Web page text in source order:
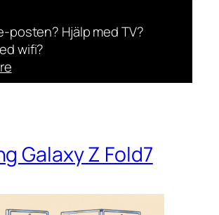
posten? Hjälp med TV?
wifi?
Galaxy Z Fold7